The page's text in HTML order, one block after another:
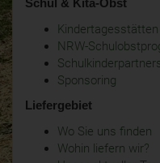
Schul & Kita-Obst
Kindertagesstätten
NRW-
Sponsoring
Liefergebiet
Wo Sie uns finden
Wohin liefern wir?